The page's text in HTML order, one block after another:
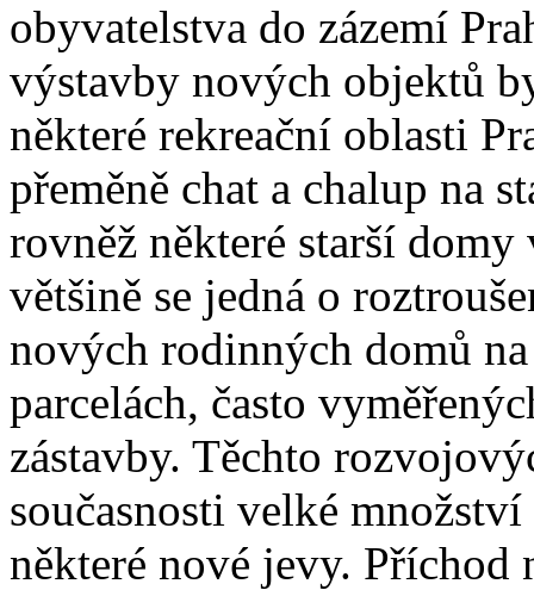
obyvatelstva do zázemí
výstavby nových objektů
některé rekreační oblasti
přeměně chat a chalup na
rovněž některé starší
většině se jedná o
nových rodinných domů
parcelách, často
zástavby. Těchto
současnosti velké
některé nové jevy. Příchod